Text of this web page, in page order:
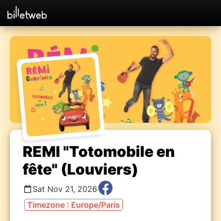
REMI "Totomobile en
fête" (Louviers)
Sat Nov 21, 2026
Timezone : Europe/Paris